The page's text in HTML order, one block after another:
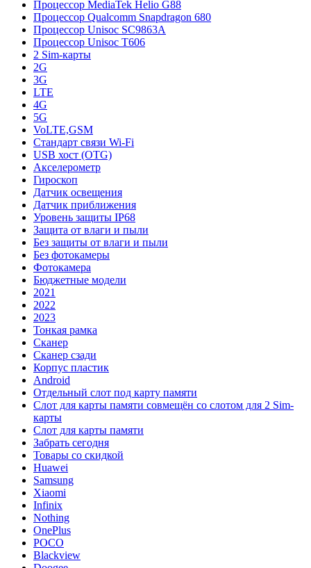
Процессор MediaTek Helio G88
Процессор Qualcomm Snapdragon 680
Процессор Unisoc SC9863A
Процессор Unisoc T606
2 Sim-карты
2G
3G
LTE
4G
5G
VoLTE,GSM
Стандарт связи Wi-Fi
USB хост (OTG)
Акселерометр
Гироскоп
Датчик освещения
Датчик приближения
Уровень защиты IP68
Защита от влаги и пыли
Без защиты от влаги и пыли
Без фотокамеры
Фотокамера
Бюджетные модели
2021
2022
2023
Тонкая рамка
Сканер
Сканер сзади
Корпус пластик
Android
Отдельный слот под карту памяти
Слот для карты памяти совмещён со слотом для 2 Sim-
карты
Слот для карты памяти
Забрать сегодня
Товары со скидкой
Huawei
Samsung
Xiaomi
Infinix
Nothing
OnePlus
POCO
Blackview